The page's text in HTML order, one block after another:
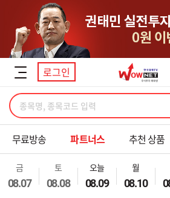
로그인
무료방송 파트너스 추천 상품
금
08.07
토
08.08
오늘
08.09
월
08.10